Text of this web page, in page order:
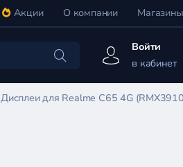
Акции О компании Магазины
Войти
в кабинет
Дисплеи для Realme C65 4G